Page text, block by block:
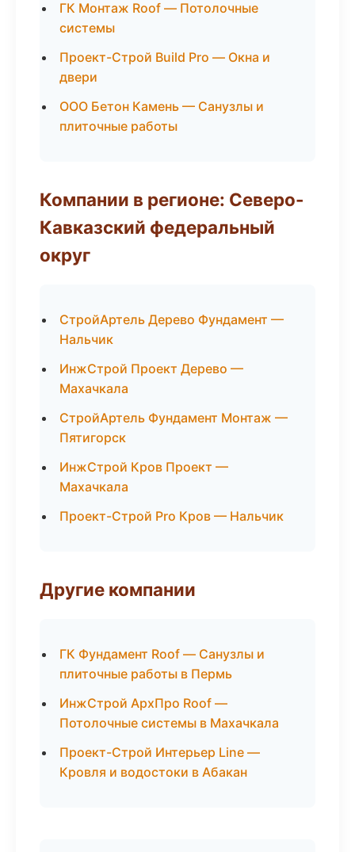
ГК Монтаж Roof — Потолочные
системы
Проект-Строй Build Pro — Окна и
двери
ООО Бетон Камень — Санузлы и
плиточные работы
Компании в регионе: Северо-
Кавказский федеральный
округ
СтройАртель Дерево Фундамент —
Нальчик
ИнжСтрой Проект Дерево —
Махачкала
СтройАртель Фундамент Монтаж —
Пятигорск
ИнжСтрой Кров Проект —
Махачкала
Проект-Строй Pro Кров — Нальчик
Другие компании
ГК Фундамент Roof — Санузлы и
плиточные работы в Пермь
ИнжСтрой АрхПро Roof —
Потолочные системы в Махачкала
Проект-Строй Интерьер Line —
Кровля и водостоки в Абакан